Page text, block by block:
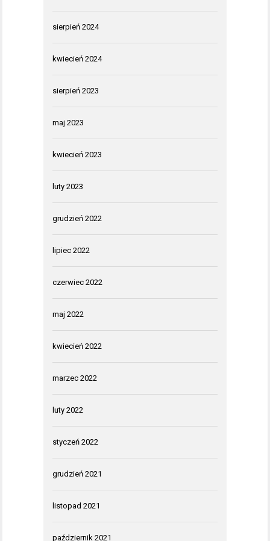
sierpień 2024
kwiecień 2024
sierpień 2023
maj 2023
kwiecień 2023
luty 2023
grudzień 2022
lipiec 2022
czerwiec 2022
maj 2022
kwiecień 2022
marzec 2022
luty 2022
styczeń 2022
grudzień 2021
listopad 2021
październik 2021